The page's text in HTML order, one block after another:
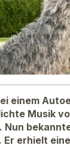
einem
Musik
erhielt